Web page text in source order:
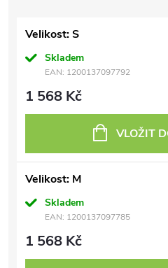
Velikost: S
Skladem
EAN: 1200137097792
1 568 Kč
VLOŽIT
Velikost: M
Skladem
EAN: 1200137097785
1 568 Kč